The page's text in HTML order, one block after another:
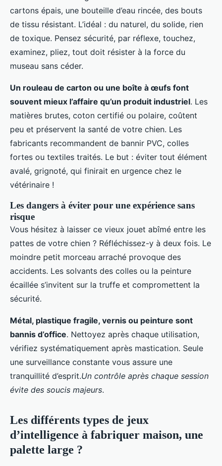
cartons épais, une bouteille d’eau rincée, des bouts
de tissu résistant. L’idéal : du naturel, du solide, rien
de toxique. Pensez sécurité, par réflexe, touchez,
examinez, pliez, tout doit résister à la force du
museau sans céder.
Un rouleau de carton ou une boîte à œufs font
souvent mieux l’affaire qu’un produit industriel. Les
matières brutes, coton certifié ou polaire, coûtent
peu et préservent la santé de votre chien. Les
fabricants recommandent de bannir PVC, colles
fortes ou textiles traités. Le but : éviter tout élément
avalé, grignoté, qui finirait en urgence chez le
vétérinaire !
Les dangers à éviter pour une expérience sans
risque
Vous hésitez à laisser ce vieux jouet abîmé entre les
pattes de votre chien ? Réfléchissez-y à deux fois. Le
moindre petit morceau arraché provoque des
accidents. Les solvants des colles ou la peinture
écaillée s’invitent sur la truffe et compromettent la
sécurité.
Métal, plastique fragile, vernis ou peinture sont
bannis d’office. Nettoyez après chaque utilisation,
vérifiez systématiquement après mastication. Seule
une surveillance constante vous assure une
tranquillité d’esprit.Un contrôle après chaque session
évite des soucis majeurs.
Les différents types de jeux
d’intelligence à fabriquer maison, une
palette large ?